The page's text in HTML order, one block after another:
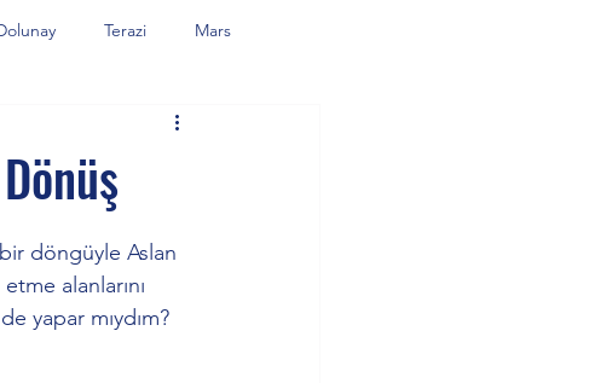
Terazi Mars
döngüyle Aslan
alanlarını
yapar mıydım?